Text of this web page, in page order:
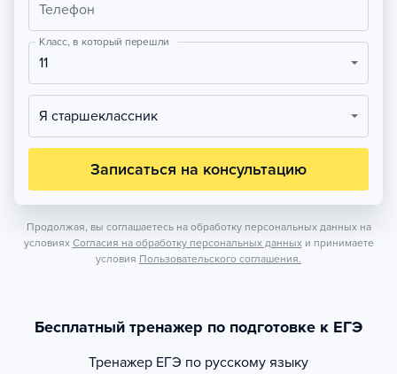
Телефон
Класс, в который перешли
11
Я старшеклассник
Записаться на консультацию
Продолжая, вы соглашаетесь на обработку персональных данных на
условиях Согласия на обработку персональных данных и принимаете
условия Пользовательского соглашения.
Бесплатный тренажер по подготовке к ЕГЭ
Тренажер ЕГЭ по русскому языку